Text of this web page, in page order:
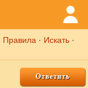
Правила · Искать ·